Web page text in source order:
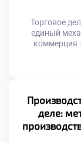
Торговое
единый
коммерция
цепи поставок
деле: